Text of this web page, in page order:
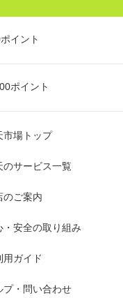
イント
ポイント
市場トップ
のサービス一覧
のご案内
・安全の取り組み
用ガイド
プ・問い合わせ